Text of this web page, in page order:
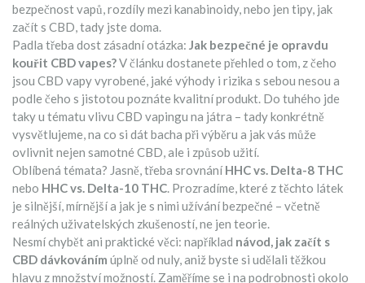
bezpečnost vapů, rozdíly mezi kanabinoidy, nebo jen tipy, jak
začít s CBD, tady jste doma.
Padla třeba dost zásadní otázka: Jak bezpečné je opravdu
kouřit CBD vapes?V článku dostanete přehled o tom, z čeho
jsou CBD vapy vyrobené, jaké výhody i rizika s sebou nesou a
podle čeho s jistotou poznáte kvalitní produkt. Do tuhého jde
taky u tématu vlivu CBD vapingu na játra – tady konkrétně
vysvětlujeme, na co si dát bacha při výběru a jak vás může
ovlivnit nejen samotné CBD, ale i způsob užití.
Oblíbená témata? Jasně, třeba srovnáníHHC vs. Delta-8 THC
nebo HHC vs. Delta-10 THC. Prozradíme, které z těchto látek
je silnější, mírnější a jak je s nimi užívání bezpečné – včetně
reálných uživatelských zkušeností, ne jen teorie.
Nesmí chybět ani praktické věci: například návod, jak začít s
CBD dávkováním úplně od nuly, aniž byste si udělali těžkou
hlavu z množství možností. Zaměříme se i na podrobnosti okolo